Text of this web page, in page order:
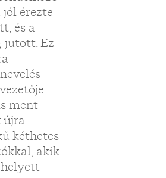
érezte
és a
jutott. Ez
ment
újra
kéthetes
akik